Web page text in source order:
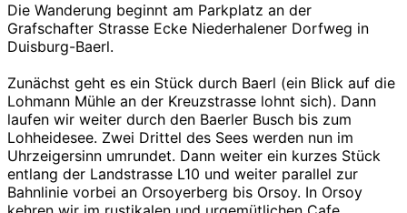
Die Wanderung beginnt am Parkplatz an der
Grafschafter Strasse Ecke Niederhalener Dorfweg in
Duisburg-Baerl.
Zunächst geht es ein Stück durch Baerl (ein Blick auf die
Lohmann Mühle an der Kreuzstrasse lohnt sich). Dann
laufen wir weiter durch den Baerler Busch bis zum
Lohheidesee. Zwei Drittel des Sees werden nun im
Uhrzeigersinn umrundet. Dann weiter ein kurzes Stück
entlang der Landstrasse L10 und weiter parallel zur
Bahnlinie vorbei an Orsoyerberg bis Orsoy. In Orsoy